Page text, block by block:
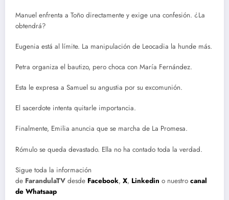
Manuel enfrenta a Toño directamente y exige una confesión. ¿La
obtendrá?
Eugenia está al límite. La manipulación de Leocadia la hunde más.
Petra organiza el bautizo, pero choca con María Fernández.
Esta le expresa a Samuel su angustia por su excomunión.
El sacerdote intenta quitarle importancia.
Finalmente, Emilia anuncia que se marcha de La Promesa.
Rómulo se queda devastado. Ella no ha contado toda la verdad.
Sigue toda la información
de FarandulaTV desde Facebook, X, Linkedin o nuestro canal
de Whatsaap